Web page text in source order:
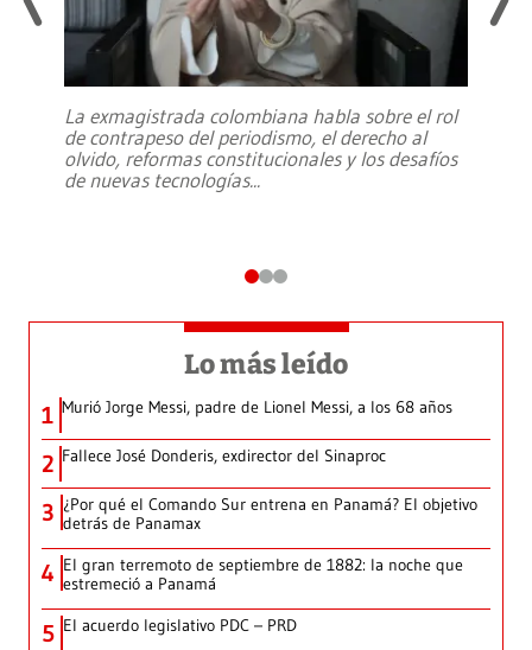
La exmagistrada colombiana habla sobre el rol
de contrapeso del periodismo, el derecho al
olvido, reformas constitucionales y los desafíos
de nuevas tecnologías...
Lo más leído
1 Murió Jorge Messi, padre de Lionel Messi, a los 68 años
2 Fallece José Donderis, exdirector del Sinaproc
3 ¿Por qué el Comando Sur entrena en Panamá? El objetivo
detrás de Panamax
4 El gran terremoto de septiembre de 1882: la noche que
estremeció a Panamá
5 El acuerdo legislativo PDC – PRD